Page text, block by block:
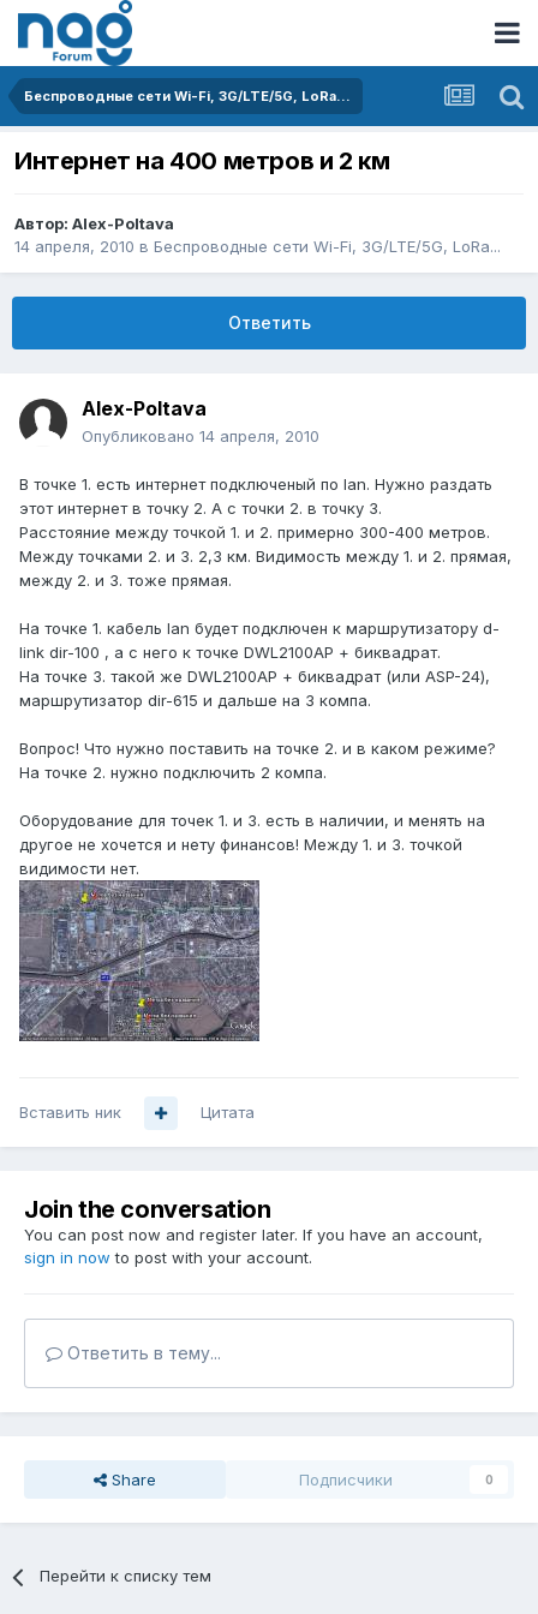
Беспроводные сети Wi-Fi, 3G/LTE/5G, LoRa...
Интернет на 400 метров и 2 км
Автор: Alex-Poltava
14 апреля, 2010 в Беспроводные сети Wi-Fi, 3G/LTE/5G, LoRa...
Ответить
Alex-Poltava
Опубликовано 14 апреля, 2010
В точке 1. есть интернет подключеный по lan. Нужно раздать
этот интернет в точку 2. А с точки 2. в точку 3.
Расстояние между точкой 1. и 2. примерно 300-400 метров.
Между точками 2. и 3. 2,3 км. Видимость между 1. и 2. прямая,
между 2. и 3. тоже прямая.
На точке 1. кабель lan будет подключен к маршрутизатору d-
link dir-100 , а с него к точке DWL2100AP + биквадрат.
На точке 3. такой же DWL2100AP + биквадрат (или ASP-24),
маршрутизатор dir-615 и дальше на 3 компа.
Вопрос! Что нужно поставить на точке 2. и в каком режиме?
На точке 2. нужно подключить 2 компа.
Оборудование для точек 1. и 3. есть в наличии, и менять на
другое не хочется и нету финансов! Между 1. и 3. точкой
видимости нет.
Вставить ник Цитата
Join the conversation
You can post now and register later. If you have an account,
sign in now to post with your account.
Ответить в тему...
Share Подписчики 0
Перейти к списку тем